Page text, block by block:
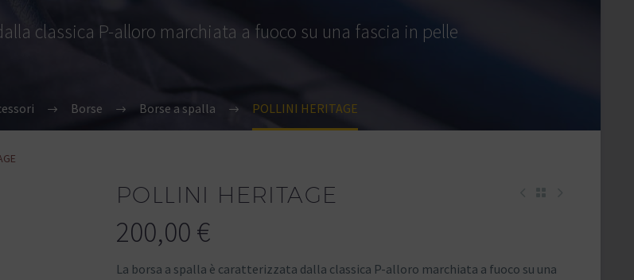
classica P-alloro marchiata a fuoco su una fascia in pelle
Borse Borse a spalla POLLINI HERITAGE
POLLINI HERITAGE
200,00 €
La borsa a spalla è caratterizzata dalla classica P-alloro marchiata a fuoco su una